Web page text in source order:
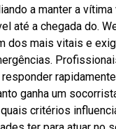
a manter a
até a chegada do.
dos mais vitais e
ganha um
critérios